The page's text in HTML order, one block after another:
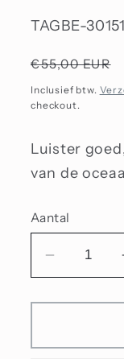
SKU:
TAGBE-30151
Normale
prijs
€55,00 EUR
Inclusief btw.
checkout.
Luister
van de
Aantal
Aantal
voor
van